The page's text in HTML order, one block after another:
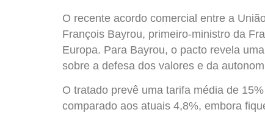
O recente acordo comercial entre a
François Bayrou, primeiro-ministro da
Europa. Para Bayrou, o pacto revela
sobre a defesa dos valores e da
O tratado prevê uma tarifa média de
comparado aos atuais 4,8%, embora